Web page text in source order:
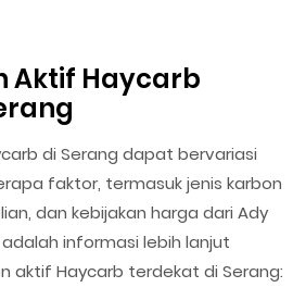
Aktif Haycarb
di Serang dapat bervariasi
faktor, termasuk jenis karbon
dan kebijakan harga dari Ady
informasi lebih lanjut
aktif Haycarb terdekat di Serang: